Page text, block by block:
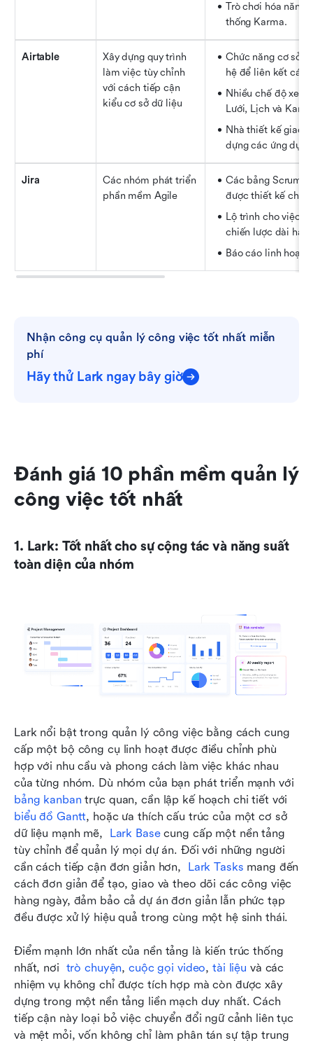
Trò chơi hóa năng
thống Karma.
Airtable
Xây dựng quy trình
làm việc tùy chỉnh
với cách tiếp cận
kiểu cơ sở dữ liệu
Chức năng cơ sở
hệ để liên kết các
Nhiều chế độ xem
Lưới, Lịch và
Nhà thiết kế giao
dựng các ứng
Jira
Các nhóm phát triển
phần mềm Agile
Các bảng Scrum
được thiết kế
Lộ trình cho việc
chiến lược dài hạn.
Báo cáo linh hoạt
Nhận công cụ quản lý công việc tốt nhất miễn
phí
Hãy thử Lark ngay bây giờ
Đánh giá 10 phần mềm quản lý
công việc tốt nhất
1. Lark: Tốt nhất cho sự cộng tác và năng suất
toàn diện của nhóm
Lark nổi bật trong quản lý công việc bằng cách cung
cấp một bộ công cụ linh hoạt được điều chỉnh phù
hợp với nhu cầu và phong cách làm việc khác nhau
bảng kanban
biểu đồ Gantt, hoặc ưa thích cấu trúc của một cơ sở
dữ liệu mạnh mẽ,
Lark Base cung cấp một nền tảng
tùy chỉnh để quản lý mọi dự án. Đối với những người
cần cách tiếp cận đơn giản hơn,
Lark Tasks mang đến
cách đơn giản để tạo, giao và theo dõi các công việc
hàng ngày, đảm bảo cả dự án đơn giản lẫn phức tạp
đều được xử lý hiệu quả trong cùng một hệ sinh thái.
Điểm mạnh lớn nhất của nền tảng là kiến trúc thống
nhất, nơi trò chuyện, cuộc gọi video, tài liệu và các
nhiệm vụ không chỉ được tích hợp mà còn được xây
dựng trong một nền tảng liền mạch duy nhất. Cách
tiếp cận này loại bỏ việc chuyển đổi ngữ cảnh liên tục
và mệt mỏi, vốn không chỉ làm phân tán sự tập trung